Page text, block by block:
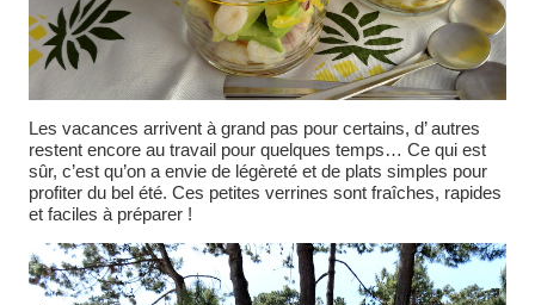
Les vacances arrivent à grand pas pour certains, d’ autres
restent encore au travail pour quelques temps… Ce qui est
sûr, c’est qu’on a envie de légèreté et de plats simples pour
profiter du bel été. Ces petites verrines sont fraîches, rapides
et faciles à préparer !